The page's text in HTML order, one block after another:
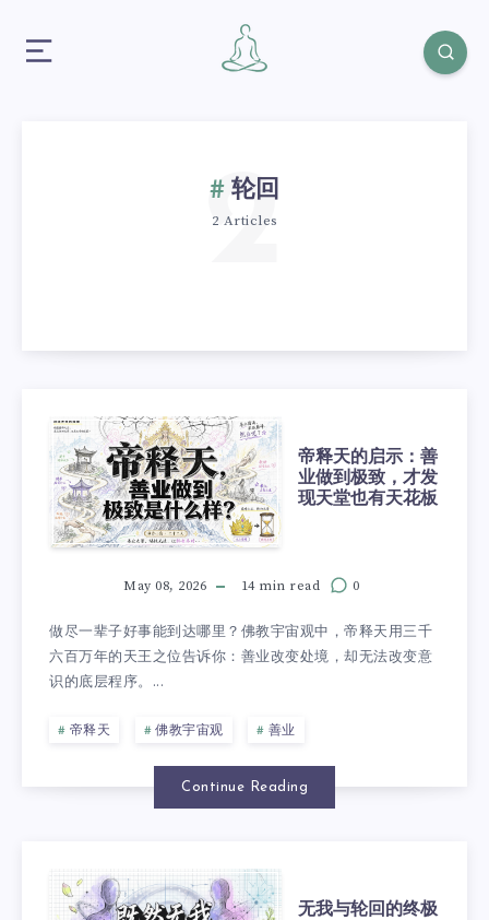
轮回
2 Articles
2
帝释天的启示：善
业做到极致，才发
现天堂也有天花板
May 08, 2026 14 min read 0
做尽一辈子好事能到达哪里？佛教宇宙观中，帝释天用三千
六百万年的天王之位告诉你：善业改变处境，却无法改变意
识的底层程序。...
帝释天 佛教宇宙观 善业
Continue Reading
无我与轮回的终极